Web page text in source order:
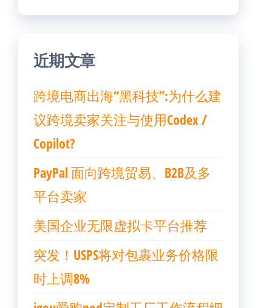
近期文章
跨境电商出海“黑科技”:为什么建
议跨境卖家关注与使用Codex /
Copilot?
PayPal 面向跨境贸易、B2B及多
平台卖家
美国企业无限虚拟卡平台推荐
突发！USPS将对包裹业务价格限
时上调8%